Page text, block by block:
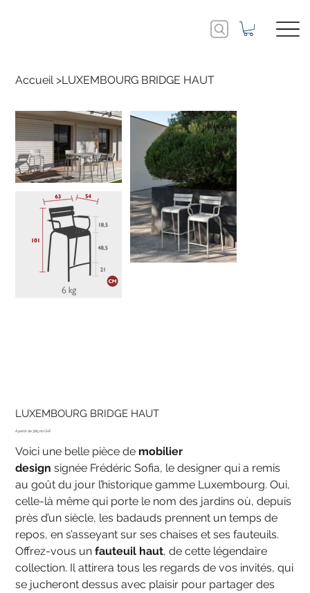
Accueil >LUXEMBOURG BRIDGE HAUT
LUXEMBOURG BRIDGE HAUT
Prix 385.00 CHF
Voici une belle pièce de mobilier
design signée Frédéric Sofia, le designer qui a remis
au goût du jour l’historique gamme Luxembourg. Oui,
celle-là même qui porte le nom des jardins où, depuis
près d’un siècle, les badauds prennent un temps de
repos, en s’asseyant sur ses chaises et ses fauteuils.
Offrez-vous unfauteuil haut, de cette légendaire
collection. Il attirera tous les regards de vos invités, qui
se jucheront dessus avec plaisir pour partager des